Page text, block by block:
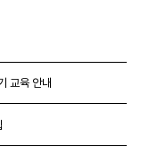
교육 안내